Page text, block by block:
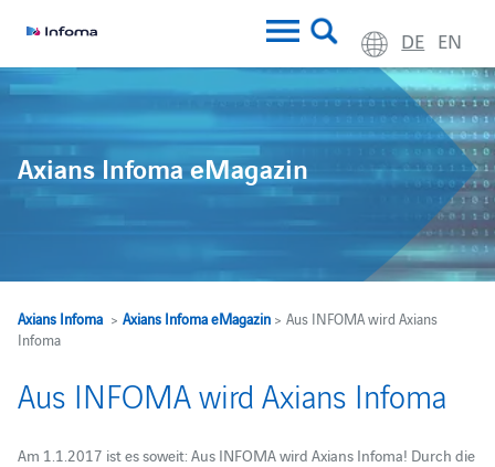
DE EN
Axians Infoma eMagazin
Axians Infoma> Axians Infoma eMagazin> Aus INFOMA wird Axians
Infoma
Aus INFOMA wird Axians Infoma
Am 1.1.2017 ist es soweit: Aus INFOMA wird Axians Infoma! Durch die